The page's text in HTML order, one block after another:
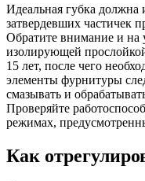
Идеальная губка должна
затвердевших частичек
Обратите внимание и
изолирующей
15 лет, после чего
элементы фурнитуры
смазывать и
Проверяйте
режимах,
Как